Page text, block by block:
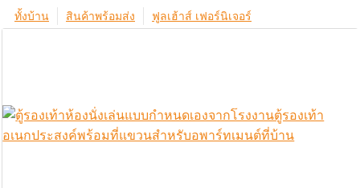
ฟูลเฮ้าส์ เฟอร์นิเจอร์
สินค้าพร้อมส่ง
ทั้งบ้าน